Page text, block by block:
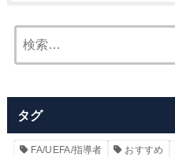
タグ
FA/UEFA/指導者 おすすめ